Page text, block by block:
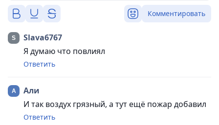
Комментировать
Slava6767
Я думаю что повлиял
Ответить
Али
И так воздух грязный, а тут ещё пожар добавил
Ответить